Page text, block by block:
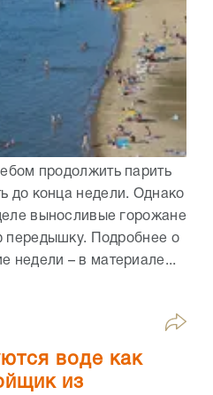
продолжить парить
до конца недели. Однако
выносливые горожане
передышку. Подробнее о
недели – в материале...
воде как
из